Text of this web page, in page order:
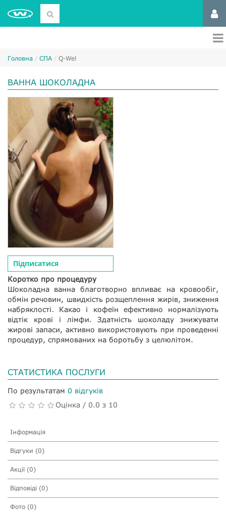
Головна СПА Q-Wel
ВАННА ШОКОЛАДНА
Підписатися
Коротко про процедуру
Шоколадна ванна благотворно впливає на кровообіг,
обмін речовин, швидкість розщеплення жирів, зниження
набряклості. Какао і кофеїн ефективно нормалізують
відтік крові і лімфи. Здатність шоколаду знижувати
жирові запаси, активно використовують при проведенні
процедур, спрямованих на боротьбу з целюлітом.
СТАТИСТИКА ПОСЛУГИ
По результатам 0 відгуків
Оцінка / 0.0 з 10
Інформація
Відгуки (0)
Акції (0)
Відповіді (0)
Фото (0)